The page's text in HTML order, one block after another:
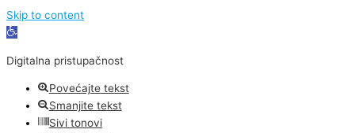
Skip to content
Open
Digitalna pristupačnost
Povećajte tekst
Smanjite tekst
Sivi tonovi